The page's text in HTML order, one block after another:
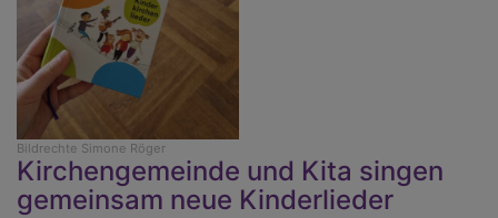
Bildrechte Simone Röger
Kirchengemeinde und Kita singen
gemeinsam neue Kinderlieder